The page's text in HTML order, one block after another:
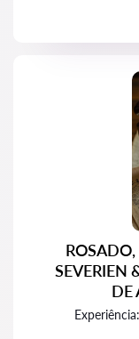
SEVERIEN
DE
Experiência: